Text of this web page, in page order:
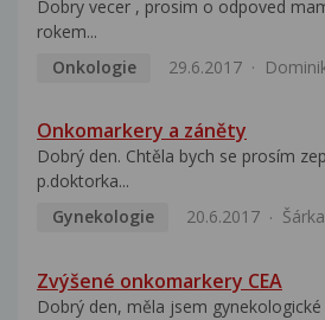
Dobry vecer , prosim o odpoved
rokem...
Onkologie
29.6.2017
Onkomarkery a záněty
Dobrý den. Chtěla bych se prosím
p.doktorka...
Gynekologie
20.6.2017 Šárka
Zvýšené onkomarkery CEA
Dobrý den, měla jsem